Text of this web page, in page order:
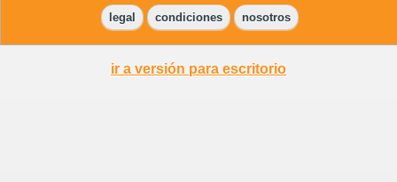
legal condiciones nosotros
ir a versión para escritorio